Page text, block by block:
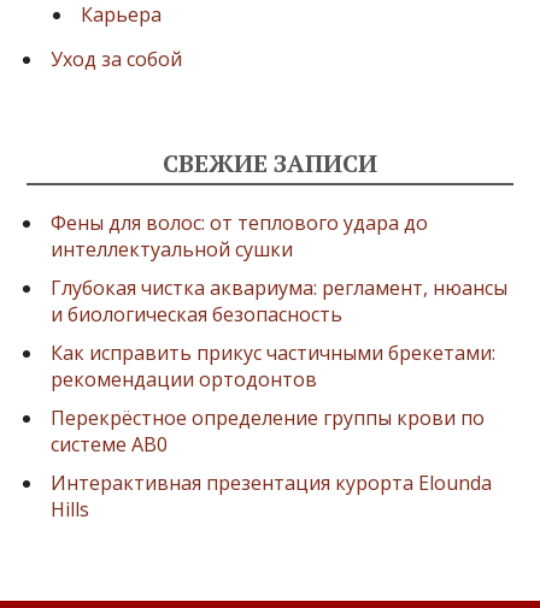
Карьера
Уход за собой
СВЕЖИЕ ЗАПИСИ
Фены для волос: от теплового удара до
интеллектуальной сушки
Глубокая чистка аквариума: регламент, нюансы
и биологическая безопасность
Как исправить прикус частичными брекетами:
рекомендации ортодонтов
Перекрёстное определение группы крови по
системе AB0
Интерактивная презентация курорта Elounda
Hills